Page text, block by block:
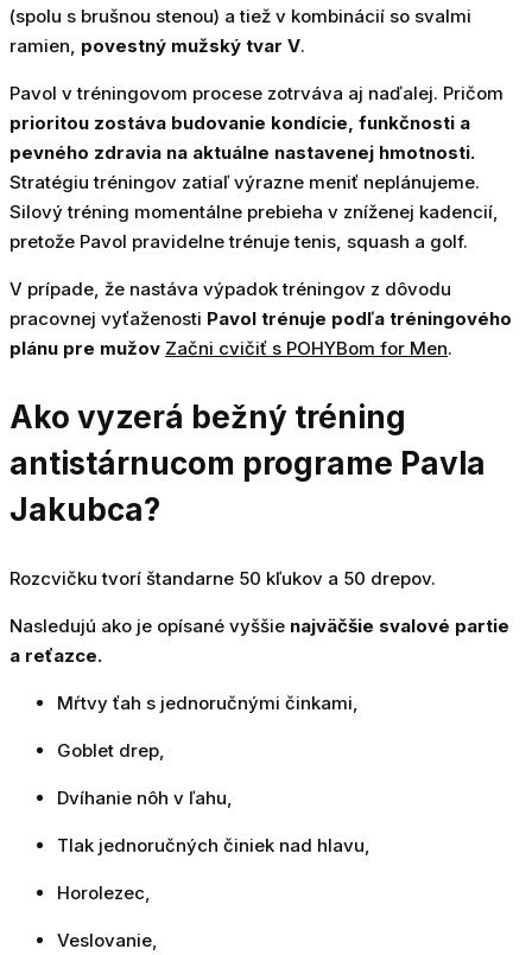
(spolu s brušnou stenou) a tiež v kombinácií so svalmi
ramien, povestný mužský tvar V.
Pavol v tréningovom procese zotrváva aj naďalej. Pričom
prioritou zostáva budovanie kondície, funkčnosti a
pevného zdravia na aktuálne nastavenej hmotnosti.
Stratégiu tréningov zatiaľ výrazne meniť neplánujeme.
Silový tréning momentálne prebieha v zníženej kadencií,
pretože Pavol pravidelne trénuje tenis, squash a golf.
V prípade, že nastáva výpadok tréningov z dôvodu
pracovnej vyťaženosti Pavol trénuje podľa tréningového
plánu pre mužov Začni cvičiť s POHYBom for Men.
Ako vyzerá bežný tréning
antistárnucom programe Pavla
Jakubca?
Rozcvičku tvorí štandarne 50 kľukov a 50 drepov.
Nasledujú ako je opísané vyššie najväčšie svalové partie
a reťazce.
Mŕtvy ťah s jednoručnými činkami,
Goblet drep,
Dvíhanie nôh v ľahu,
Tlak jednoručných činiek nad hlavu,
Horolezec,
Veslovanie,